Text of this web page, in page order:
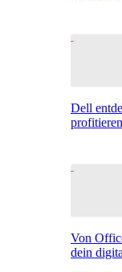
Dell
profitieren
Von
dein